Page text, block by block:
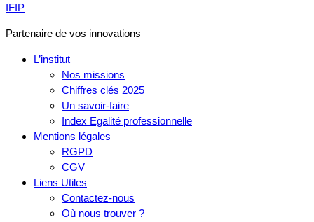
IFIP
Partenaire de vos innovations
L’institut
Nos missions
Chiffres clés 2025
Un savoir-faire
Index Egalité professionnelle
Mentions légales
RGPD
CGV
Liens Utiles
Contactez-nous
Où nous trouver ?